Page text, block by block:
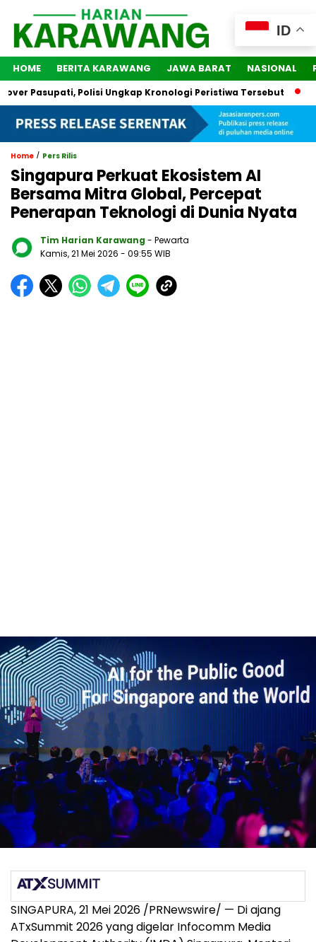
HOME BERITA KARAWANG JAWA BARAT NASIONAL
Polisi Ungkap Kronologi Peristiwa Tersebut 2
Home / Pers Rilis
Singapura Perkuat Ekosistem AI
Bersama Mitra Global, Percepat
Penerapan Teknologi di Dunia Nyata
Tim Harian Karawang - Pewarta
Kamis, 21 Mei 2026 - 09:55 WIB
SINGAPURA, 21 Mei 2026 /PRNewswire/ — Di ajang
ATxSummit 2026 yang digelar Infocomm Media
ID